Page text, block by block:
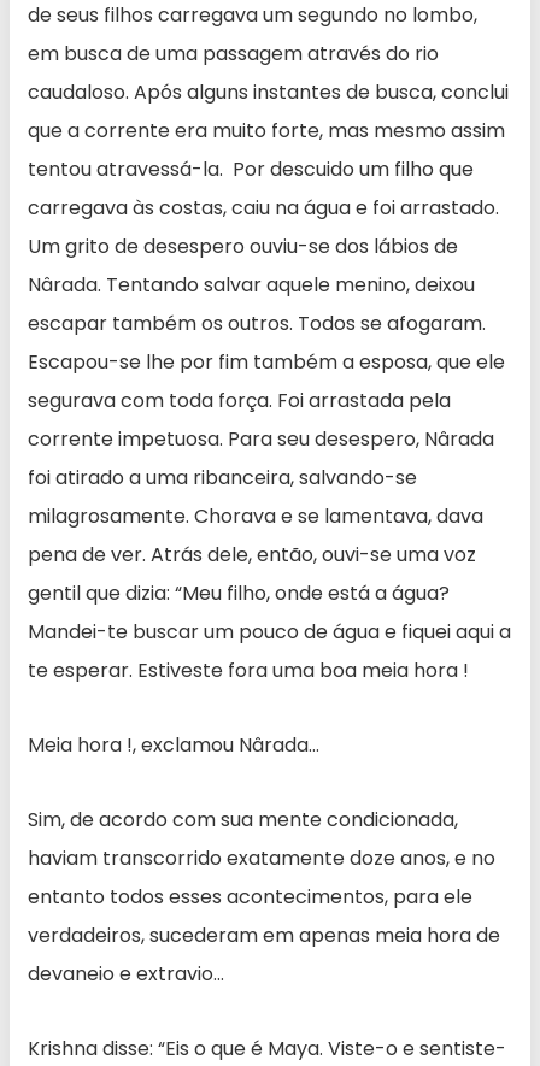
de seus filhos carregava um segundo no lombo,
em busca de uma passagem através do rio
caudaloso. Após alguns instantes de busca, conclui
que a corrente era muito forte, mas mesmo assim
tentou atravessá-la. Por descuido um filho que
carregava às costas, caiu na água e foi arrastado.
Um grito de desespero ouviu-se dos lábios de
Nârada. Tentando salvar aquele menino, deixou
escapar também os outros. Todos se afogaram.
Escapou-se lhe por fim também a esposa, que ele
segurava com toda força. Foi arrastada pela
corrente impetuosa. Para seu desespero, Nârada
foi atirado a uma ribanceira, salvando-se
milagrosamente. Chorava e se lamentava, dava
pena de ver. Atrás dele, então, ouvi-se uma voz
gentil que dizia: “Meu filho, onde está a água?
Mandei-te buscar um pouco de água e fiquei aqui a
te esperar. Estiveste fora uma boa meia hora !
Meia hora !, exclamou Nârada…
Sim, de acordo com sua mente condicionada,
haviam transcorrido exatamente doze anos, e no
entanto todos esses acontecimentos, para ele
verdadeiros, sucederam em apenas meia hora de
devaneio e extravio…
Krishna disse: “Eis o que é Maya. Viste-o e sentiste-